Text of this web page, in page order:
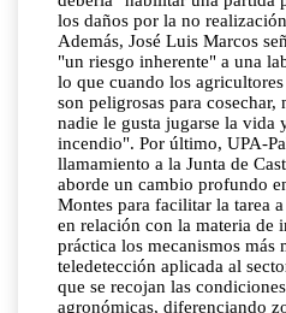
los daños por la no
Además, José Luis Marcos
"un riesgo inherente" a una
lo que cuando los
son peligrosas para
nadie le gusta jugarse la vida
incendio". Por último, UPA-
llamamiento a la Junta de
aborde un cambio profundo
Montes para facilitar la tarea
en relación con la materia de
práctica los mecanismos más
teledetección aplicada al
que se recojan las
agronómicas, diferenciando